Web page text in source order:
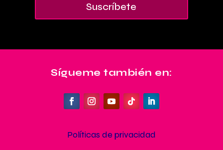
Suscríbete
Sígueme también en:
Políticas de privacidad